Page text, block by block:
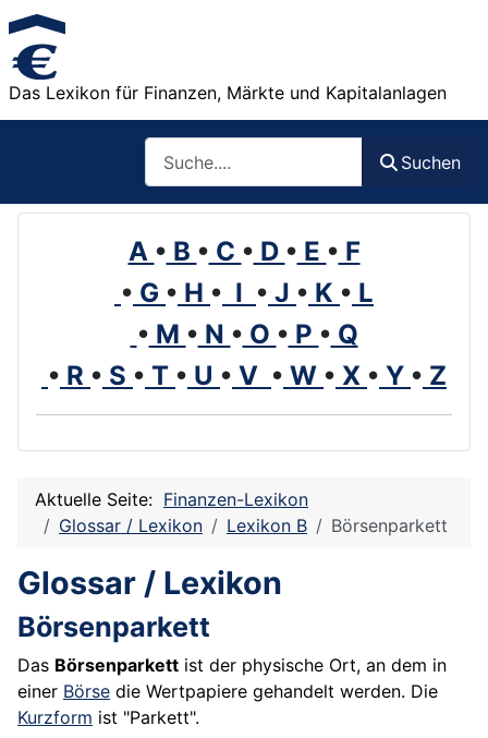
Das Lexikon für Finanzen, Märkte und Kapitalanlagen
Suchen
A • B • C • D • E • F
• G • H • I • J • K • L
• M • N • O • P • Q
• R • S • T • U • V • W • X • Y • Z
Aktuelle Seite: Finanzen-Lexikon
Glossar / Lexikon
Lexikon B Börsenparkett
Glossar / Lexikon
Börsenparkett
Das Börsenparkett ist der physische Ort, an dem in
einer Börse die Wertpapiere gehandelt werden. Die
Kurzform ist "Parkett".